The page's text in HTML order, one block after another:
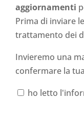
aggiornamenti
Prima di inviare
trattamento dei
Invieremo una
confermare la
ho letto